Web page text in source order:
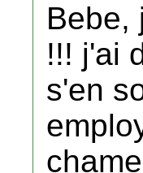
Bebe,
!!! j'ai
s'en